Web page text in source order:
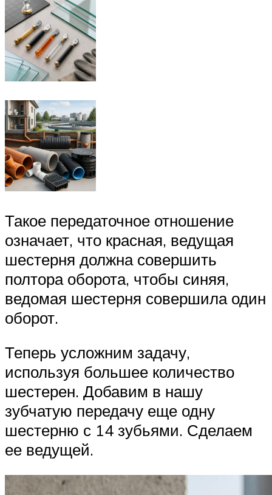
Такое передаточное отношение
означает, что красная, ведущая
шестерня должна совершить
полтора оборота, чтобы синяя,
ведомая шестерня совершила один
оборот.
Теперь усложним задачу,
используя большее количество
шестерен. Добавим в нашу
зубчатую передачу еще одну
шестерню с 14 зубьями. Сделаем
ее ведущей.